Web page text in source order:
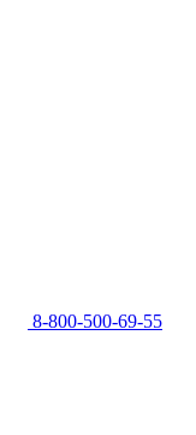
8-800-500-69-55